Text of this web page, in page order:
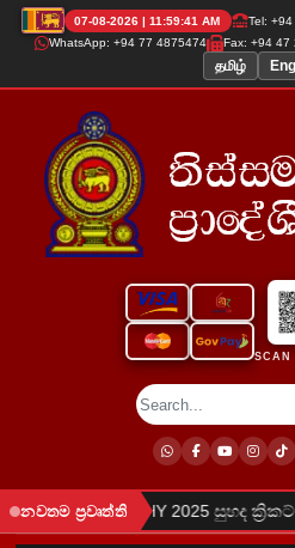
07-08-2026 | 11:59:42 AM Tel:
WhatsApp: +94 77 4875474
Fax: +94 47
தமிழ்
SCAN
නවතම ප්‍රවෘත්තිTROPHY 2025 සුහද ක්‍රිකට්